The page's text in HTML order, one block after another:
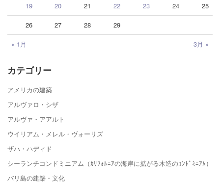
« 1月 3月 »
19 20 21 22 23 24 25
26 27 28 29
カテゴリー
アメリカの建築
アルヴァロ・シザ
アルヴァ・アアルト
ウイリアム・メレル・ヴォーリズ
ザハ・ハディド
シーランチコンドミニアム（ｶﾘﾌｫﾙﾆｱの海岸に拡がる木造のｺﾝﾄﾞﾐﾆｱﾑ）
バリ島の建築・文化